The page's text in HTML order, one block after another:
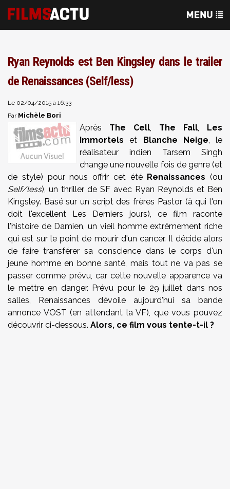
Ryan Reynolds est Ben Kingsley dans le trailer
de Renaissances (Self/less)
Le 02/04/2015 à 16:33
Par Michèle Bori
Après The Cell, The Fall, Les
Immortels et Blanche Neige, le
réalisateur indien Tarsem Singh
change une nouvelle fois de genre (et
de style) pour nous offrir cet été Renaissances (ou
Self/less), un thriller de SF avec Ryan Reynolds et Ben
Kingsley. Basé sur un script des frères Pastor (à qui l'on
doit l'excellent Les Derniers jours), ce film raconte
l'histoire de Damien, un vieil homme extrêmement riche
qui est sur le point de mourir d'un cancer. Il décide alors
de faire transférer sa conscience dans le corps d'un
jeune homme en bonne santé, mais tout ne va pas se
passer comme prévu, car cette nouvelle apparence va
le mettre en danger. Prévu pour le 29 juillet dans nos
salles, Renaissances dévoile aujourd'hui sa bande
annonce VOST (en attendant la VF), que vous pouvez
découvrir ci-dessous. Alors, ce film vous tente-t-il ?